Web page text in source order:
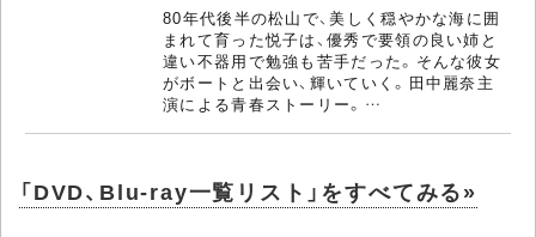
80年代後半の松山で、美しく穏やかな海に囲
まれて育った悦子は、優秀で要領の良い姉と
違い不器用で勉強も苦手だった。そんな彼女
がボートと出会い、輝いていく。田中麗奈主
演による青春ストーリー。…
「DVD、Blu-ray一覧リスト」をすべてみる»